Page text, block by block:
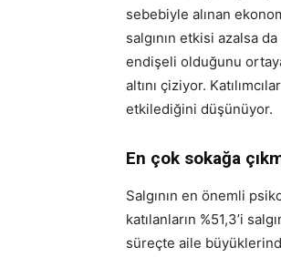
sebebiyle alınan
salgının etkisi azalsa
endişeli olduğunu
altını çiziyor.
etkilediğini düşünüyor.
En çok sokağa
Salgının en önemli
katılanların %51,3’i
süreçte aile